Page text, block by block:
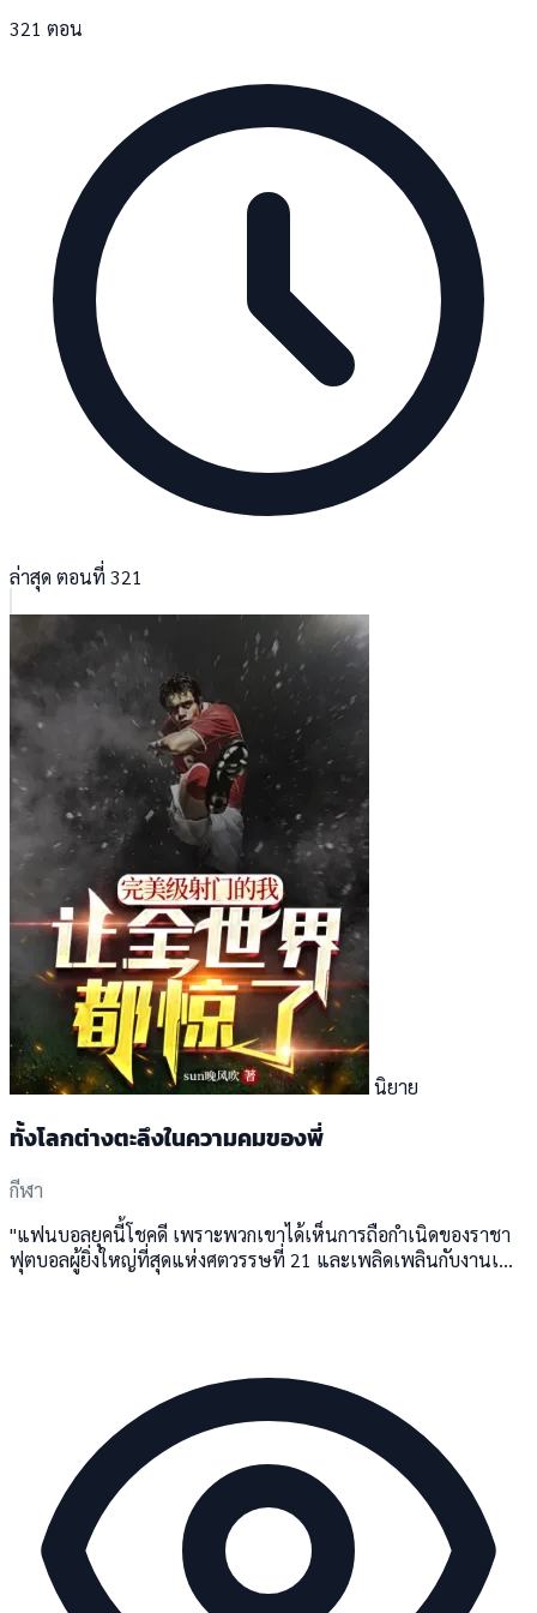
321 ตอน
ล่าสุด ตอนที่ 321
นิยาย
ทั้งโลกต่างตะลึงในความคมของพี่
กีฬา
"แฟนบอลยุคนี้โชคดี เพราะพวกเขาได้เห็นการถือกำเนิดของราชา
ฟุตบอลผู้ยิ่งใหญ่ที่สุดแห่งศตวรรษที่ 21 และเพลิดเพลินกับงานเ...